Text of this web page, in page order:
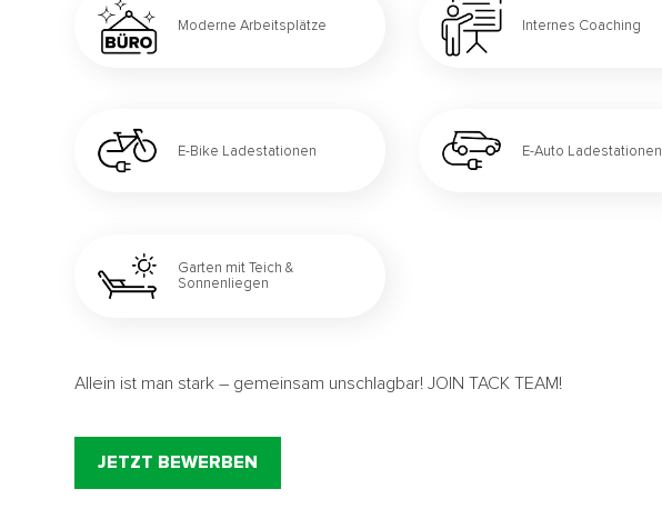
Moderne Arbeitsplätze Internes Coaching
E-Bike Ladestationen E-Auto Ladestationen
Garten mit Teich &
Sonnenliegen
Allein ist man stark – gemeinsam unschlagbar! JOIN TACK TEAM!
JETZT BEWERBEN